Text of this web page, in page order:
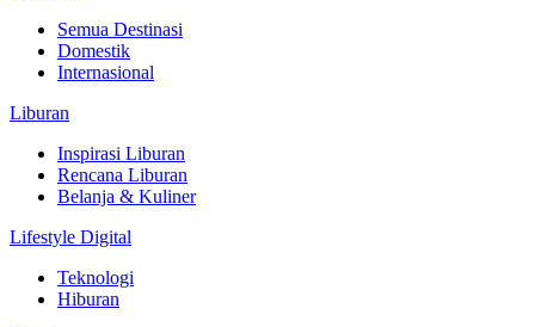
Semua Destinasi
Domestik
Internasional
Liburan
Inspirasi Liburan
Rencana Liburan
Belanja & Kuliner
Lifestyle Digital
Teknologi
Hiburan